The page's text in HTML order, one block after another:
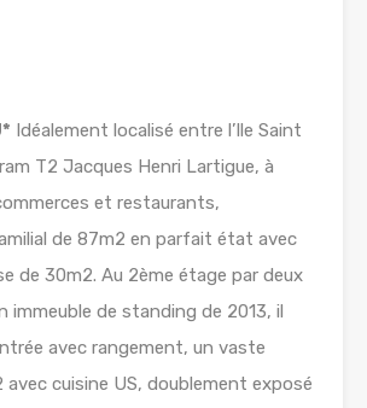
Idéalement localisé entre l’Ile Saint
T2 Jacques Henri Lartigue, à
et restaurants,
de 87m2 en parfait état avec
de 30m2. Au 2ème étage par deux
immeuble de standing de 2013, il
avec rangement, un vaste
avec cuisine US, doublement exposé